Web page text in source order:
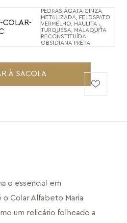
PEDRAS ÁGATA CINZA
METALIZADA, FELDSPATO
VERMELHO, HAULITA
TURQUESA, MALAQUITA
RECONSTITUÍDA,
OBSIDIANA PRETA
À SACOLA
o essencial em
o Colar Alfabeto Maria
um relicário folheado a